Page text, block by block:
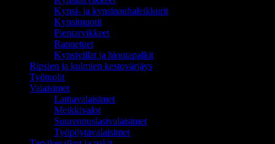
Kynsi- ja kynsinauhaleikkurit
Kynsimuotit
Pientarvikkeet
Rannetuet
Kynsiviilat ja hiontapalkit
Ripsien ja kulmien kestovärjäys
Työtuolit
Valaisimet
Lattiavalaisimet
Meikkivalot
Suurennuslasivalaisimet
Työpöytävalaisimet